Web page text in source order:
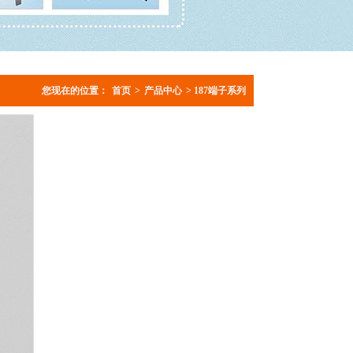
您现在的位置： 首页 > 产品中心 > 187端子系列